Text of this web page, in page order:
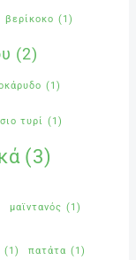
βερίκοκο (1)
(2)
(1)
τυρί (1)
(3)
μαϊντανός (1)
(1) πατάτα (1)